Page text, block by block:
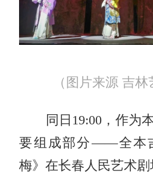
（图片来源 吉林
同日19:00，作为本
要组成部分——全本
梅》在长春人民艺术剧